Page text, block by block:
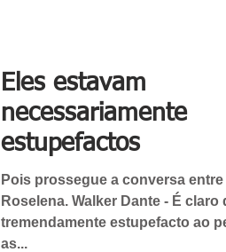
Eles estavam
necessariamente
estupefactos
Pois prossegue a conversa entre
Roselena. Walker Dante - É claro
tremendamente estupefacto ao
as...